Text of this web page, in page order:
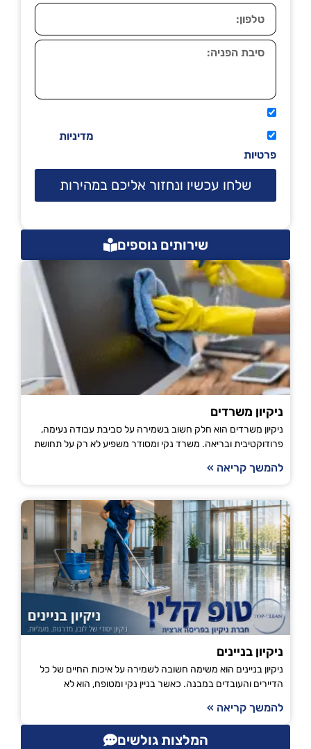
מדיניות
פרטיות
שלחו עכשיו ונחזור אליכם במהירות
שירותים נוספים
ניקיון משרדים
ניקיון משרדים הוא חלק חשוב בשמירה על סביבת עבודה נעימה,
פרודוקטיבית ובריאה. משרד נקי ומסודר משפיע לא רק על תחושת
להמשך קריאה »
ניקיון בניינים
ניקיון בניינים הוא משימה חשובה לשמירה על איכות החיים של כל
הדיירים והעובדים במבנה. כאשר בניין נקי ומטופח, הוא לא
להמשך קריאה »
המלצות גולשים